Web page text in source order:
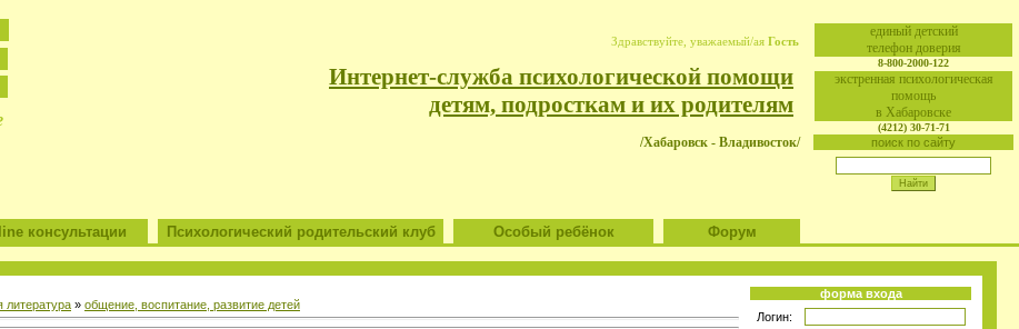
eдиный детский
телефон доверия
8-800-2000-122
экстренная психологическая
помощь
в Хабаровске
(4212) 30-71-71
поиск по сайту
Здравствуйте, уважаемый/ая Гость
Интернет-служба психологической помощи
детям, подросткам и их родителям
/Хабаровск - Владивосток/
консультации Психологический родительский клуб Особый ребёнок Форум
литература » общение, воспитание, развитие детей
форма входа
Логин: